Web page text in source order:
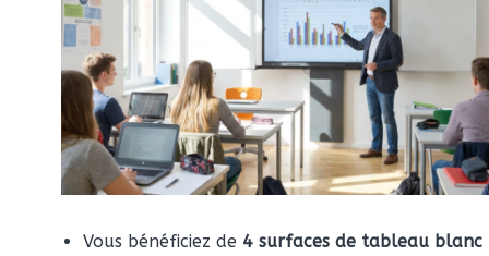
Vous bénéficiez de 4 surfaces de tableau blanc